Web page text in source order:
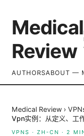
Medical
Review
AUTHORSABOUT —
Medical Review ›
Vpn实例：从定义、工
VPNS · ZH-CN · 2